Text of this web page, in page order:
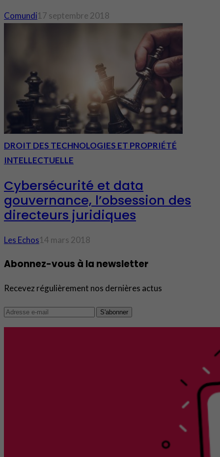
Comundi17 septembre 2018
DROIT DES TECHNOLOGIES ET PROPRIÉTÉ
INTELLECTUELLE
Cybersécurité et data
gouvernance, l’obsession des
directeurs juridiques
Les Echos14 mars 2018
Abonnez-vous à la newsletter
Recevez régulièrement nos dernières actus
S'abonner